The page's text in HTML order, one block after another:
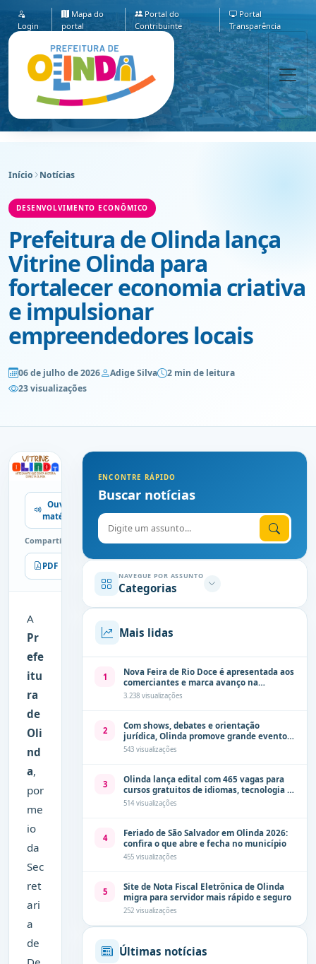
Login
Mapa do
portal
Portal do
Contribuinte
Portal
Transparência
Início Notícias
DESENVOLVIMENTO ECONÔMICO
Prefeitura de Olinda lança
Vitrine Olinda para
fortalecer economia criativa
e impulsionar
empreendedores locais
06 de julho de 2026 Adige Silva
2 min de leitura
23 visualizações
Ouvir
matéria
Compartilhe
PDF Imprimir
A
Pr
efe
itu
ra
de
Oli
nd
a,
por
me
io
da
Sec
ret
ari
a
de
ENCONTRE RÁPIDO
Buscar notícias
Digite o assunto
NAVEGUE POR ASSUNTO
Categorias
Mais lidas
1
Nova Feira de Rio Doce é apresentada aos
comerciantes e marca avanço na
modernização dos espaços públicos de
3.238 visualizações
2
Com shows, debates e orientação
jurídica, Olinda promove grande evento
de combate à violência contra a mulher
neste sábado (8)
543 visualizações
3
Olinda lança edital com 465 vagas para
cursos gratuitos de idiomas, tecnologia e
comunicação
514 visualizações
4
Feriado de São Salvador em Olinda 2026:
confira o que abre e fecha no município
455 visualizações
5
Site de Nota Fiscal Eletrônica de Olinda
migra para servidor mais rápido e seguro
252 visualizações
Últimas notícias